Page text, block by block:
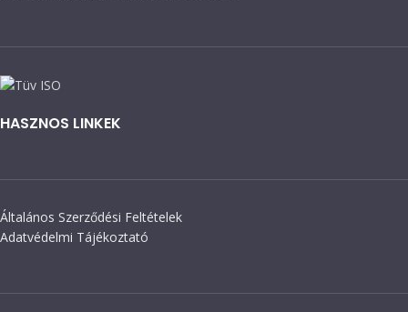
HASZNOS LINKEK
Általános Szerződési Feltételek
Adatvédelmi Tájékoztató